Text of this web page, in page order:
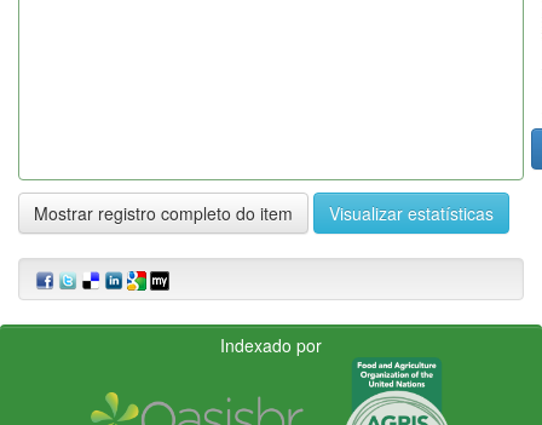
Mostrar registro completo do item Visualizar estatísticas
Indexado por